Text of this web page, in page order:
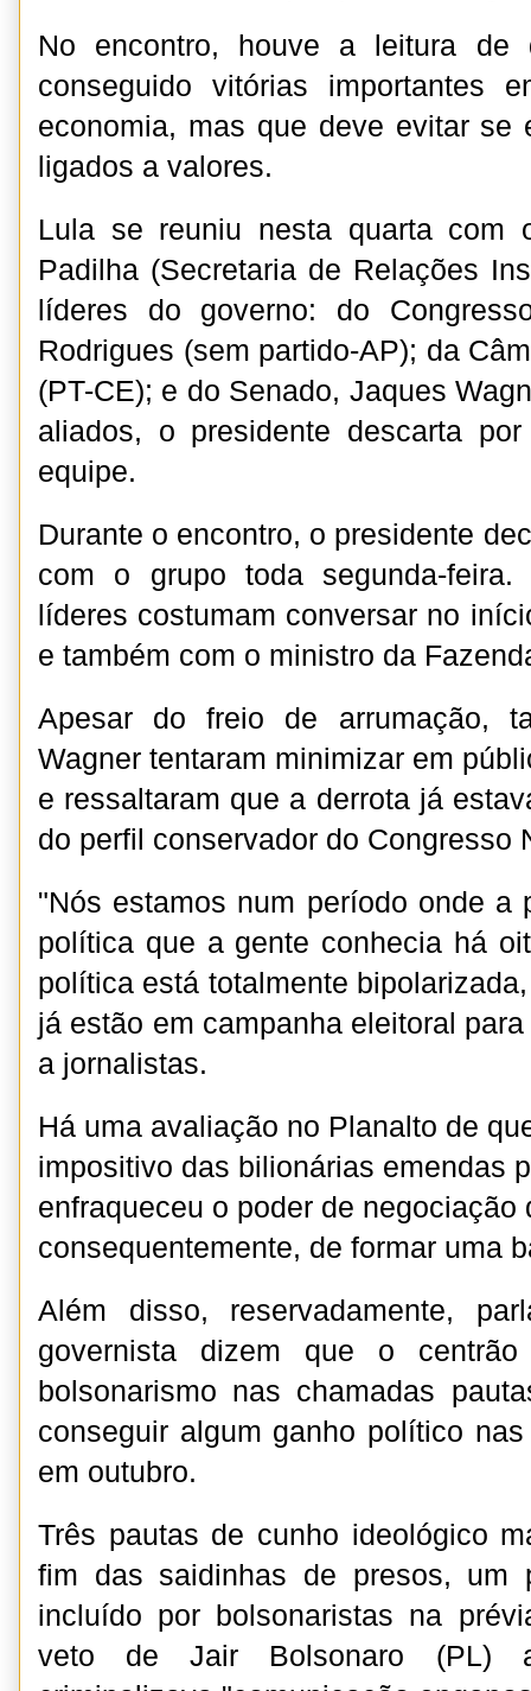
No encontro, houve a leitura de
conseguido vitórias importantes
economia, mas que deve evitar se
ligados a valores.
Lula se reuniu nesta quarta com
Padilha (Secretaria de Relações
líderes do governo: do
Rodrigues (sem partido-AP); da
(PT-CE); e do Senado, Jaques
aliados, o presidente descarta
equipe.
Durante o encontro, o presidente
com o grupo toda segunda-
líderes costumam conversar no
e também com o ministro da
Apesar do freio de arrumação,
Wagner tentaram minimizar em
e ressaltaram que a derrota já
do perfil conservador do Congresso
"Nós estamos num período onde a
política que a gente conhecia há
política está totalmente
já estão em campanha eleitoral
a jornalistas.
Há uma avaliação no Planalto de
impositivo das bilionárias emendas
enfraqueceu o poder de negociação
consequentemente, de formar uma
Além disso, reservadamente,
governista dizem que o
bolsonarismo nas chamadas
conseguir algum ganho político
em outubro.
Três pautas de cunho ideológico
fim das saidinhas de presos, um
incluído por bolsonaristas na
veto de Jair Bolsonaro (PL)